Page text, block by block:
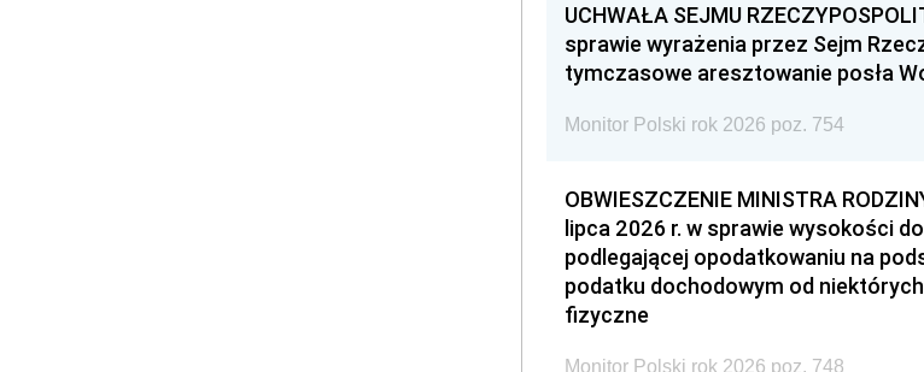
UCHWAŁA SEJMU
sprawie wyrażenia przez Sejm
tymczasowe aresztowanie posła
Monitor Polski rok 2026 poz. 754
OBWIESZCZENIE MINISTRA
lipca 2026 r. w sprawie wysokości
podlegającej opodatkowaniu na
podatku dochodowym od
fizyczne
Monitor Polski rok 2026 poz. 748